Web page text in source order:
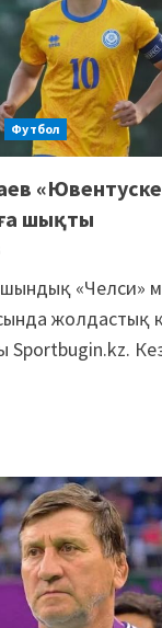
Футбол
шықты
«Челси»
жолдастық
Sportbugin.kz.